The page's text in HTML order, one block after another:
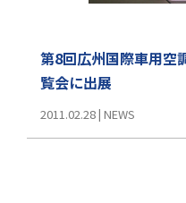
第8回広州国際車用空
覧会に出展
2011.02.28| NEWS